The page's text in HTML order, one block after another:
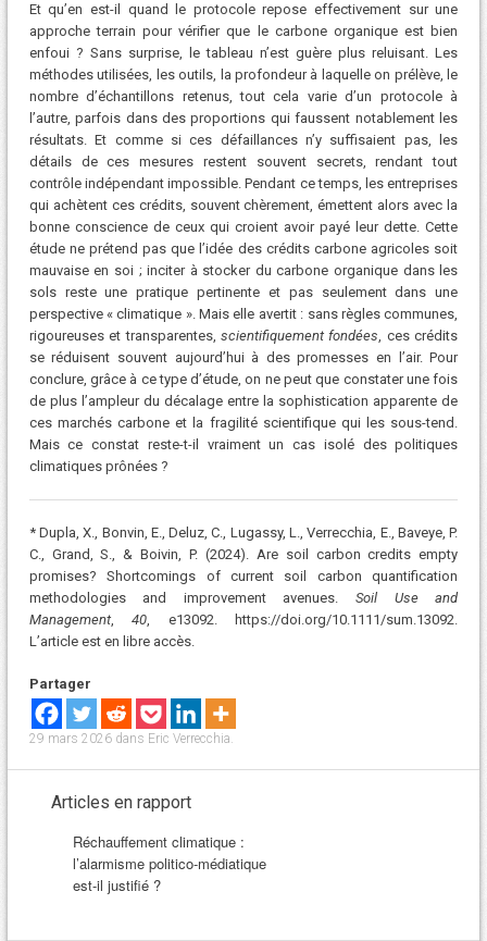
Et qu’en est-il quand le protocole repose effectivement sur une
approche terrain pour vérifier que le carbone organique est bien
enfoui ? Sans surprise, le tableau n’est guère plus reluisant. Les
méthodes utilisées, les outils, la profondeur à laquelle on prélève, le
nombre d’échantillons retenus, tout cela varie d’un protocole à
l’autre, parfois dans des proportions qui faussent notablement les
résultats. Et comme si ces défaillances n’y suffisaient pas, les
détails de ces mesures restent souvent secrets, rendant tout
contrôle indépendant impossible. Pendant ce temps, les entreprises
qui achètent ces crédits, souvent chèrement, émettent alors avec la
bonne conscience de ceux qui croient avoir payé leur dette. Cette
étude ne prétend pas que l’idée des crédits carbone agricoles soit
mauvaise en soi ; inciter à stocker du carbone organique dans les
sols reste une pratique pertinente et pas seulement dans une
perspective « climatique ». Mais elle avertit : sans règles communes,
rigoureuses et transparentes, scientifiquement fondées, ces crédits
se réduisent souvent aujourd’hui à des promesses en l’air. Pour
conclure, grâce à ce type d’étude, on ne peut que constater une fois
de plus l’ampleur du décalage entre la sophistication apparente de
ces marchés carbone et la fragilité scientifique qui les sous-tend.
Mais ce constat reste-t-il vraiment un cas isolé des politiques
climatiques prônées ?
* Dupla, X., Bonvin, E., Deluz, C., Lugassy, L., Verrecchia, E., Baveye, P.
C., Grand, S., & Boivin, P. (2024). Are soil carbon credits empty
promises? Shortcomings of current soil carbon quantification
methodologies and improvement avenues.Soil Use and
Management,40 , e13092. https://doi.org/10.1111/sum.13092.
L’article est en libre accès.
Partager
29 mars 2026dans Eric Verrecchia.
Articles en rapport
Réchauffement climatique :
l’alarmisme politico-médiatique
est-il justifié ?